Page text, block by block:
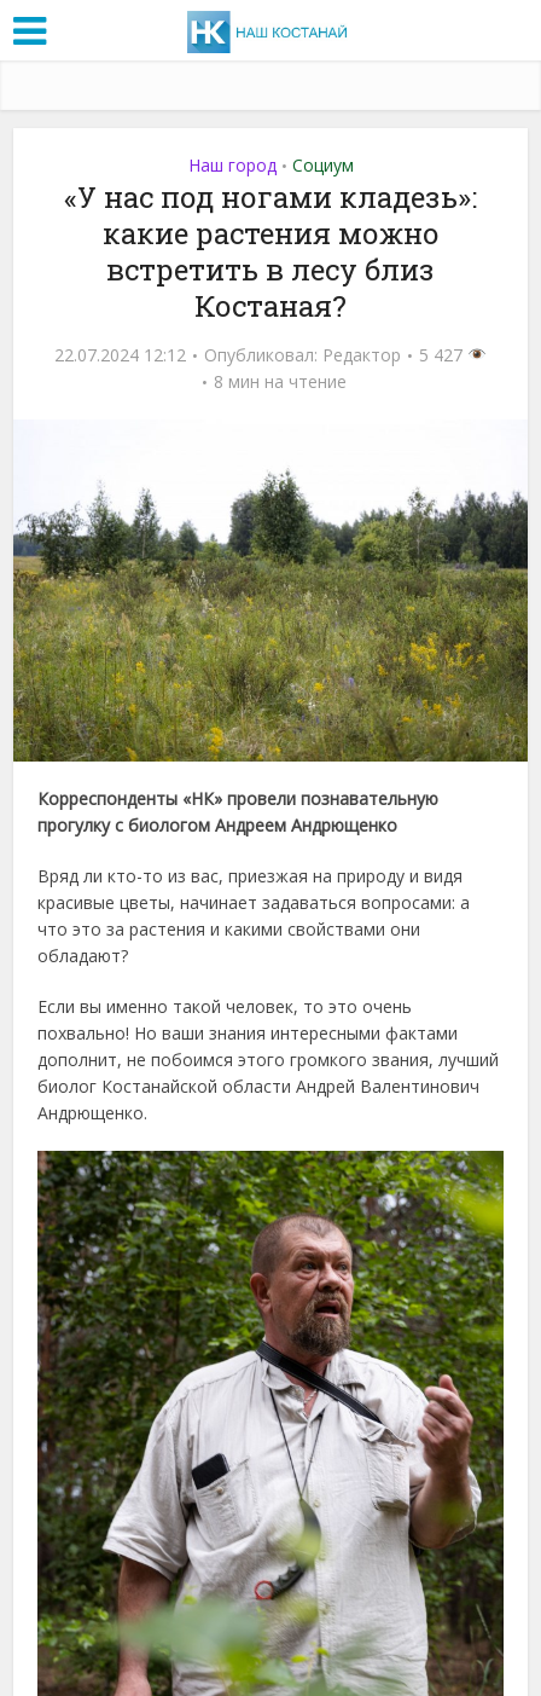
Наш город • Социум
«У нас под ногами кладезь»:
какие растения можно
встретить в лесу близ
Костаная?
22.07.2024 12:12 Опубликовал: Редактор
5 427
8 мин на чтение
Корреспонденты «НК» провели познавательную
прогулку с биологом Андреем Андрющенко
Вряд ли кто-то из вас, приезжая на природу и видя
красивые цветы, начинает задаваться вопросами: а
что это за растения и какими свойствами они
обладают?
Если вы именно такой человек, то это очень
похвально! Но ваши знания интересными фактами
дополнит, не побоимся этого громкого звания, лучший
биолог Костанайской области Андрей Валентинович
Андрющенко.